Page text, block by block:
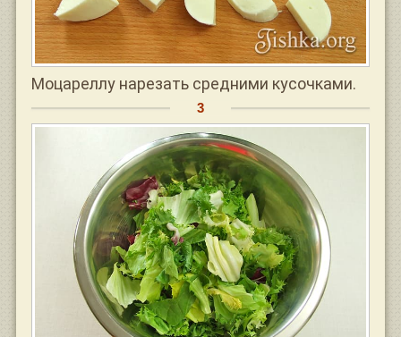
Моцареллу нарезать средними кусочками.